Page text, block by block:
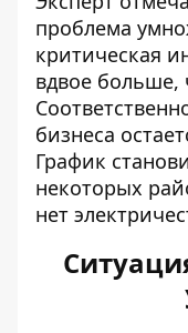
проблема
критическая
вдвое больше,
бизнеса
График
некоторых
нет